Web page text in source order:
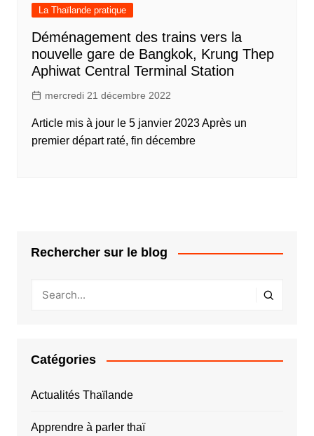
La Thaïlande pratique
Déménagement des trains vers la
nouvelle gare de Bangkok, Krung Thep
Aphiwat Central Terminal Station
mercredi 21 décembre 2022
Article mis à jour le 5 janvier 2023 Après un
premier départ raté, fin décembre
Rechercher sur le blog
Catégories
Actualités Thaïlande
Apprendre à parler thaï